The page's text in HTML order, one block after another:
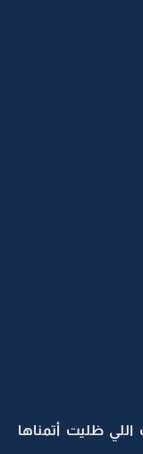
اللي ظليت أتمناها